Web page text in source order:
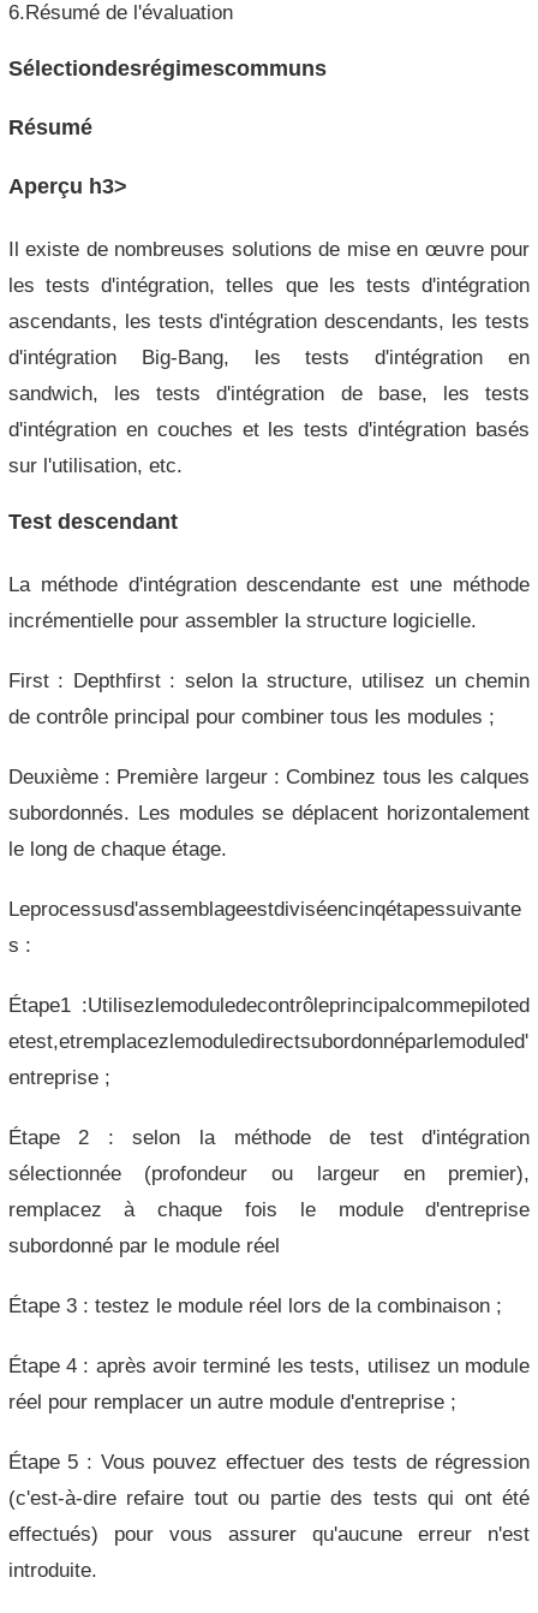
6.Résumé de l'évaluation
Sélectiondesrégimescommuns
Résumé
Aperçu h3>
Il existe de nombreuses solutions de mise en œuvre pour
les tests d'intégration, telles que les tests d'intégration
ascendants, les tests d'intégration descendants, les tests
d'intégration Big-Bang, les tests d'intégration en
sandwich, les tests d'intégration de base, les tests
d'intégration en couches et les tests d'intégration basés
sur l'utilisation, etc.
Test descendant
La méthode d'intégration descendante est une méthode
incrémentielle pour assembler la structure logicielle.
First : Depthfirst : selon la structure, utilisez un chemin
de contrôle principal pour combiner tous les modules ;
Deuxième : Première largeur : Combinez tous les calques
subordonnés. Les modules se déplacent horizontalement
le long de chaque étage.
Leprocessusd'assemblageestdiviséencinqétapessuivante
s :
Étape1 :Utilisezlemoduledecontrôleprincipalcommepiloted
etest,etremplacezlemoduledirectsubordonnéparlemoduled'
entreprise ;
Étape 2 : selon la méthode de test d'intégration
sélectionnée (profondeur ou largeur en premier),
remplacez à chaque fois le module d'entreprise
subordonné par le module réel
Étape 3 : testez le module réel lors de la combinaison ;
Étape 4 : après avoir terminé les tests, utilisez un module
réel pour remplacer un autre module d'entreprise ;
Étape 5 : Vous pouvez effectuer des tests de régression
(c'est-à-dire refaire tout ou partie des tests qui ont été
effectués) pour vous assurer qu'aucune erreur n'est
introduite.